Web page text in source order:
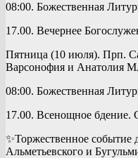
08:00. Божественная
17.00. Вечернее
Пятница (10 июля). Прп.
Варсонофия и Анатолия
08:00. Божественная
17.00. Всенощное бдение.
✨️Торжественное событие
Альметьевского и